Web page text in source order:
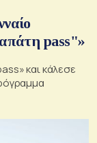
pass"»
και κάλεσε